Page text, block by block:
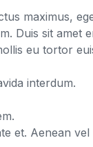
maximus,
Duis sit
eu tortor
interdum.
et. Aenean vel